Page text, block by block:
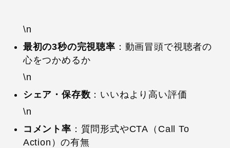
\n
最初の3秒の完視聴率 ：動画冒頭で視聴者の
心をつかめるか
\n
シェア・保存数 ：いいねより高い評価
\n
コメント率 ：質問形式やCTA（Call To
Action）の有無